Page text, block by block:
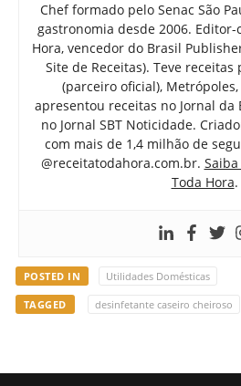
Chef formado pelo Senac São
gastronomia desde 2006. Editor-
Hora, vencedor do Brasil
Site de Receitas). Teve
(parceiro oficial), Metrópoles,
apresentou receitas no Jornal da
no Jornal SBT Noticidade.
com mais de 1,4 milhão de
@receitatodahora.com.br.
Toda Hora.
POSTED IN Utilidades Domésticas
TAGGED desinfetante caseiro cheiroso